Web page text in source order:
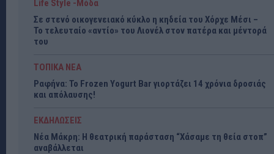
Life Style -Μόδα
Σε στενό οικογενειακό κύκλο η κηδεία του Χόρχε Μέσι –
Το τελευταίο «αντίο» του Λιονέλ στον πατέρα και μέντορά
του
ΤΟΠΙΚΑ ΝΕΑ
Ραφήνα: Το Frozen Yogurt Bar γιορτάζει 14 χρόνια δροσιάς
και απόλαυσης!
ΕΚΔΗΛΩΣΕΙΣ
Νέα Μάκρη: Η θεατρική παράσταση “Χάσαμε τη θεία στοπ”
αναβάλλεται